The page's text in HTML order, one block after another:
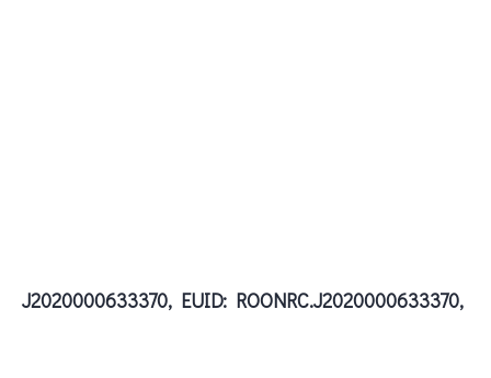
J2020000633370, EUID: ROONRC.J2020000633370,